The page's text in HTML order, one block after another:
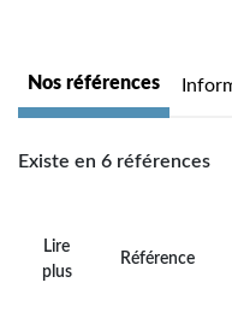
Nos références
Existe en 6 références
Lire
plus
Référence